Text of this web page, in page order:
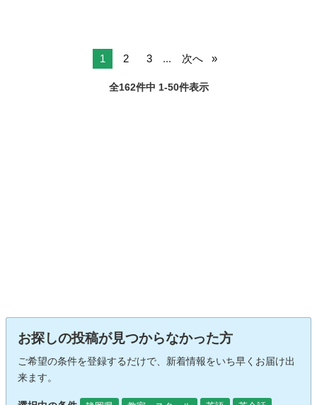
1 2 3 ... 次へ
全162件中 1-50件表示
お探しの投稿が見つからなかった方
ご希望の条件を登録するだけで、新着情報をいち早くお届け出
来ます。